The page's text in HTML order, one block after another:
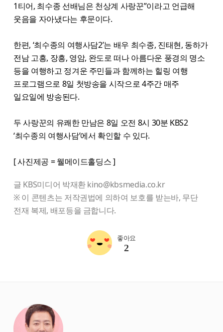
1티어, 최수종 선배님은 천상계 사랑꾼”이라고 언급해
웃음을 자아냈다는 후문이다.
한편, ‘최수종의 여행사담2’는 배우 최수종, 진태현, 동하가
전남 고흥, 장흥, 영암, 완도로 떠나 아름다운 풍경의 명소
등을 여행하고 정겨운 주민들과 함께하는 힐링 여행
프로그램으로 8일 첫방송을 시작으로 4주간 매주
일요일에 방송된다.
두 사랑꾼의 유쾌한 만남은 8일 오전 8시 30분 KBS2
‘최수종의 여행사담’에서 확인할 수 있다.
[ 사진제공 = 웰메이드홀딩스 ]
글 KBS미디어 박재환 kino@kbsmedia.co.kr
※ 이 콘텐츠는 저작권법에 의하여 보호를 받는바, 무단
전재 복제, 배포등을 금합니다.
좋아요
2